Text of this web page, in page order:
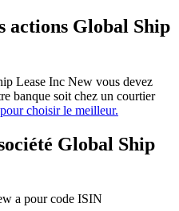
actions Global Ship
Lease Inc New vous devez
banque soit chez un courtier
choisir le meilleur.
Global Ship
a pour code ISIN